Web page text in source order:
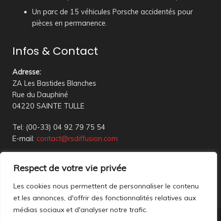
Respect de votre vie privée
Les cookies nous permettent de personnaliser le contenu
et les annonces, d'offrir des fonctionnalités relatives aux
médias sociaux et d'analyser notre trafic.
Un parc de 15 véhicules Porsche accidentés pour
pièces en permanence.
Infos & Contact
Adresse:
ZA Les Bastides Blanches
Rue du Dauphiné
04220 SAINTE TULLE
Tel: (00-33) 04 92 79 75 54
E-mail: contact@rsdiffusion.com
18h00
Réception en magasin sur rendez-vous uniquement